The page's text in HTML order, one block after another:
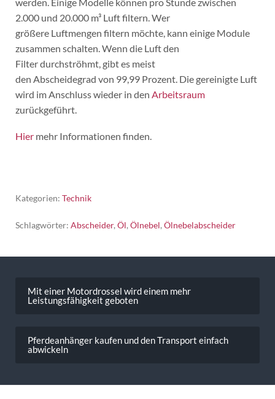
werden. Einige Modelle können pro Stunde zwischen
2.000 und 20.000 m³ Luft filtern. Wer
größere Luftmengen filtern möchte, kann einige Module
zusammen schalten. Wenn die Luft den
Filter durchströhmt, gibt es meist
den Abscheidegrad von 99,99 Prozent. Die gereinigte Luft
wird im Anschluss wieder in den Arbeitsraum
zurückgeführt.
Hiermehr Informationen finden.
Kategorien: Technik
Schlagwörter: Abscheider, Öl, Ölnebel, Ölnebelabscheider
Mit einer Motordrossel wird einem mehr
Leistungsfähigkeit geboten
Pferdeanhänger kaufen und den Transport einfach
abwickeln